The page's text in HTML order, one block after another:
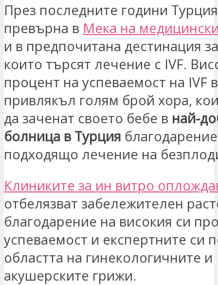
През последните години
превърна в Мека на
и в предпочитана дестинация
които търсят лечение с IVF.
процент на успеваемост на IVF
привлякъл голям брой хора,
да заченат своето бебе в най-
болница в Турция
подходящо лечение на
Клиниките за ин витро
отбелязват забележителен
благодарение на високия си
успеваемост и експертните си
областта на гинекологичните и
акушерските грижи.